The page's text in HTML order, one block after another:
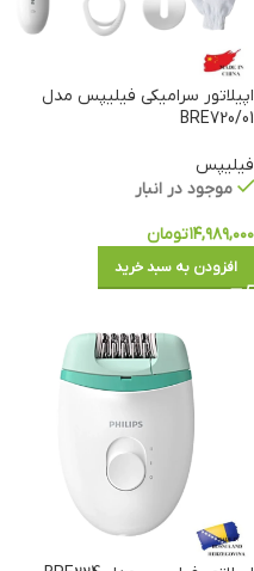
اپیلاتور سرامیکی فیلیپس مدل
01/BRE720
فیلیپس
موجود در انبار
۱۴,۹۸۹,۰۰۰تومان
افزودن به سبد خرید